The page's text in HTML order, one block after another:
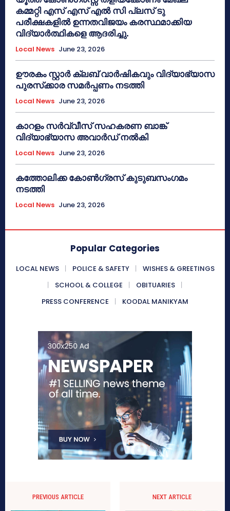
കമ്മറ്റി എസ് എസ് എൽ സി പ്ലസ് ടു
പരീക്ഷകളിൽ ഉന്നതവിജയം കരസ്ഥമാക്കിയ
വിദ്യാർത്ഥികളെ ആദരിച്ചു.
Local News June 23, 2026
ഊരകം സ്റ്റാർ ക്ലബ് വാർഷികവും വിദ്യാഭ്യാസ
പുരസ്‌ക്കാര സമർപ്പണം നടത്തി
Local News June 23, 2026
കാറളം സർവ്വീസ് സഹകരണ ബാങ്ക്
വിദ്യാഭ്യാസ അവാർഡ് നൽകി
Local News June 23, 2026
കത്തോലിക്ക കോൺഗ്രസ് കുടുബസംഗമം
നടത്തി
Local News June 23, 2026
Popular Categories
LOCAL NEWS POLICE & SAFETY
WISHES & GREETINGS
SCHOOL & COLLEGE
OBITUARIES
PRESS CONFERENCE
KOODAL MANIKYAM
PREVIOUS ARTICLE NEXT ARTICLE